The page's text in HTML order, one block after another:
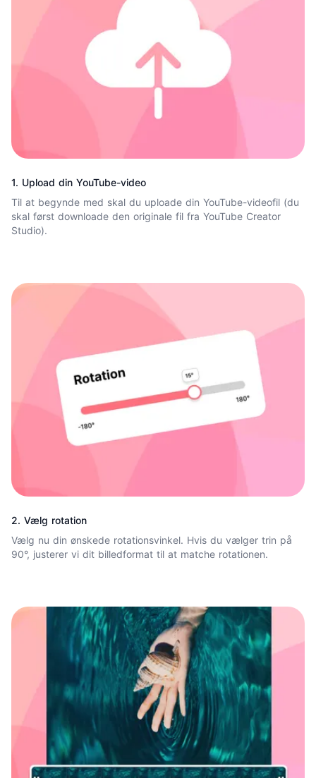
1. Upload din YouTube-video
Til at begynde med skal du uploade din YouTube-videofil (du
skal først downloade den originale fil fra YouTube Creator
Studio).
2. Vælg rotation
Vælg nu din ønskede rotationsvinkel. Hvis du vælger trin på
90°, justerer vi dit billedformat til at matche rotationen.